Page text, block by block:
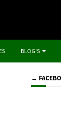
BLOG'S
→